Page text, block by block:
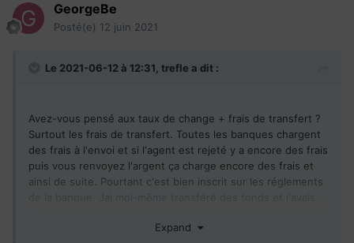
GeorgeBe
Posté(e) 12 juin 2021
Le 2021-06-12 à 12:31, trefle a dit :
Avez-vous pensé aux taux de change + frais de transfert ?
Surtout les frais de transfert. Toutes les banques chargent
des frais à l'envoi et si l'agent est rejeté y a encore des frais
puis vous renvoyez l'argent ça charge encore des frais et
ainsi de suite. Pourtant c'est bien inscrit sur les réglements
votre banque pour les transferts.
Expand